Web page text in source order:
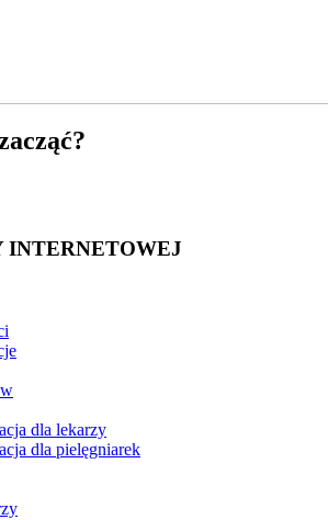
INTERNETOWEJ
dla lekarzy
dla pielęgniarek